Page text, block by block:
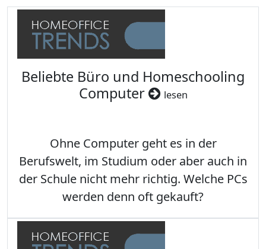
Beliebte Büro und Homeschooling
Computer
lesen
Ohne Computer geht es in der
Berufswelt, im Studium oder aber auch in
der Schule nicht mehr richtig. Welche PCs
werden denn oft gekauft?